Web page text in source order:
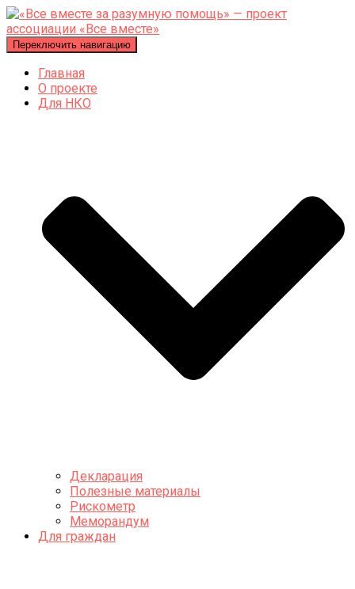
Переключить навигацию
Главная
О проекте
Для НКО
Декларация
Полезные материалы
Рискометр
Меморандум
Для граждан